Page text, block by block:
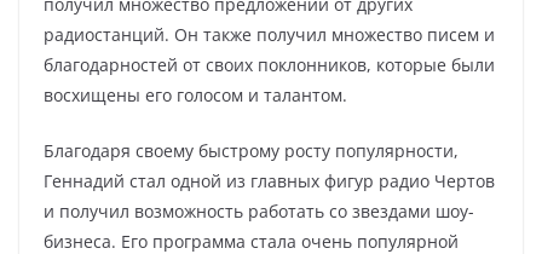
радиостанций. Он также получил множество писем и
благодарностей от своих поклонников, которые были
восхищены его голосом и талантом.
Благодаря своему быстрому росту популярности,
Геннадий стал одной из главных фигур радио Чертов
и получил возможность работать со звездами шоу-
бизнеса. Его программа стала очень популярной